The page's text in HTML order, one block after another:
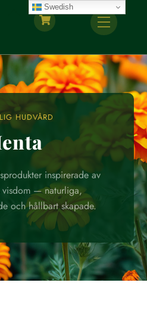
Menu
HUDVÅRD
inspirerade av
visdom — naturliga,
och hållbart skapade.
Swedish